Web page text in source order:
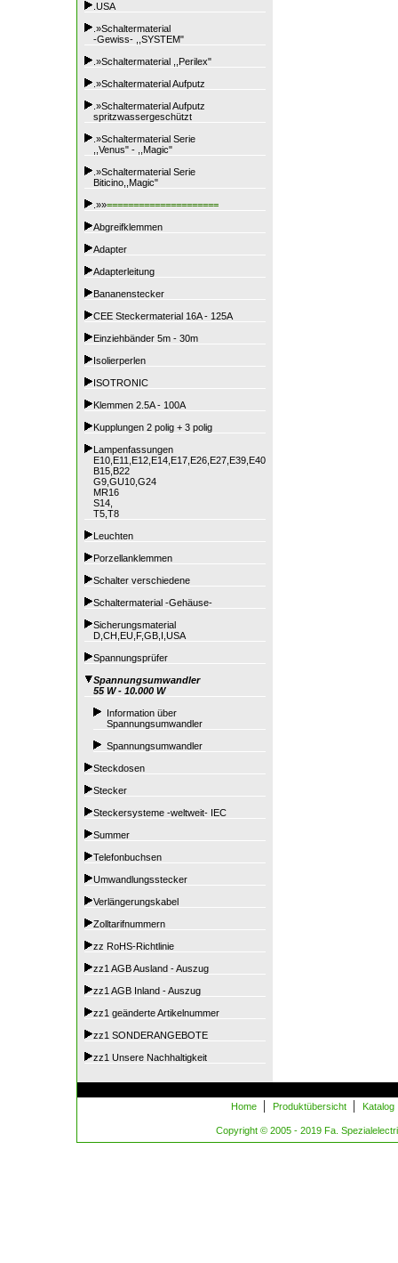
.USA
.»Schaltermaterial
-Gewiss- ,,SYSTEM"
.»Schaltermaterial ,,Perilex"
.»Schaltermaterial Aufputz
.»Schaltermaterial Aufputz
spritzwassergeschützt
.»Schaltermaterial Serie
,,Venus" - ,,Magic"
.»Schaltermaterial Serie
Biticino,,Magic"
.»»=====================
Abgreifklemmen
Adapter
Adapterleitung
Bananenstecker
CEE Steckermaterial 16A - 125A
Einziehbänder 5m - 30m
Isolierperlen
ISOTRONIC
Klemmen 2.5A - 100A
Kupplungen 2 polig + 3 polig
Lampenfassungen
E10,E11,E12,E14,E17,E26,E27,E39,E40
B15,B22
G9,GU10,G24
MR16
S14,
T5,T8
Leuchten
Porzellanklemmen
Schalter verschiedene
Schaltermaterial -Gehäuse-
Sicherungsmaterial
D,CH,EU,F,GB,I,USA
Spannungsprüfer
Spannungsumwandler
55 W - 10.000 W
Information über
Spannungsumwandler
Spannungsumwandler
Steckdosen
Stecker
Steckersysteme -weltweit- IEC
Summer
Telefonbuchsen
Umwandlungsstecker
Verlängerungskabel
Zolltarifnummern
zz RoHS-Richtlinie
zz1 AGB Ausland - Auszug
zz1 AGB Inland - Auszug
zz1 geänderte Artikelnummer
zz1 SONDERANGEBOTE
zz1 Unsere Nachhaltigkeit
Home | Produktübersicht | Katalog
Copyright © 2005 - 2019 Fa.